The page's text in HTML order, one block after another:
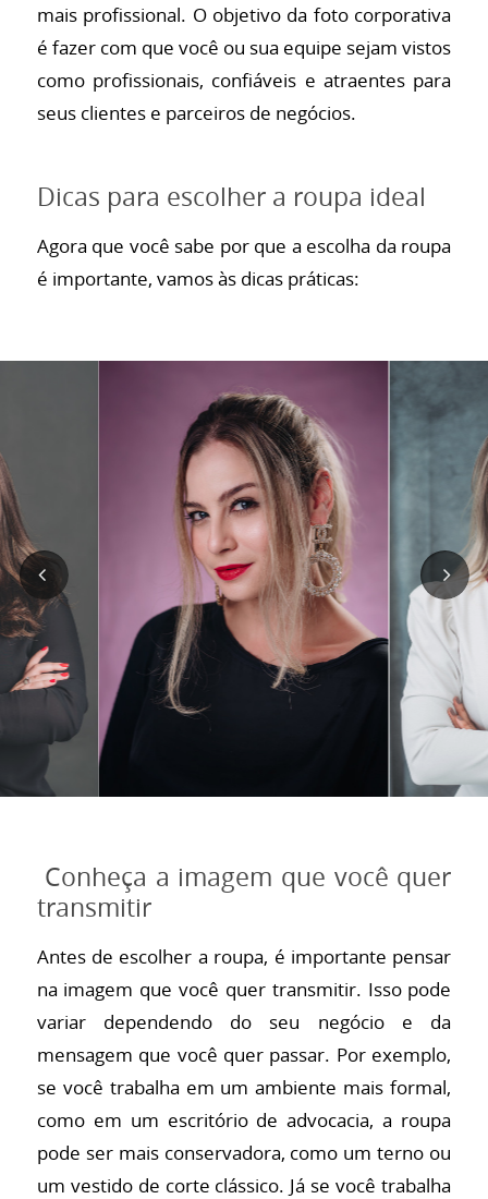
mais profissional. O objetivo da foto corporativa
é fazer com que você ou sua equipe sejam vistos
como profissionais, confiáveis e atraentes para
seus clientes e parceiros de negócios.
Dicas para escolher a roupa ideal
Agora que você sabe por que a escolha da roupa
é importante, vamos às dicas práticas:
Conheça a imagem que você quer
transmitir
Antes de escolher a roupa, é importante pensar
na imagem que você quer transmitir. Isso pode
variar dependendo do seu negócio e da
mensagem que você quer passar. Por exemplo,
se você trabalha em um ambiente mais formal,
como em um escritório de advocacia, a roupa
pode ser mais conservadora, como um terno ou
um vestido de corte clássico. Já se você trabalha